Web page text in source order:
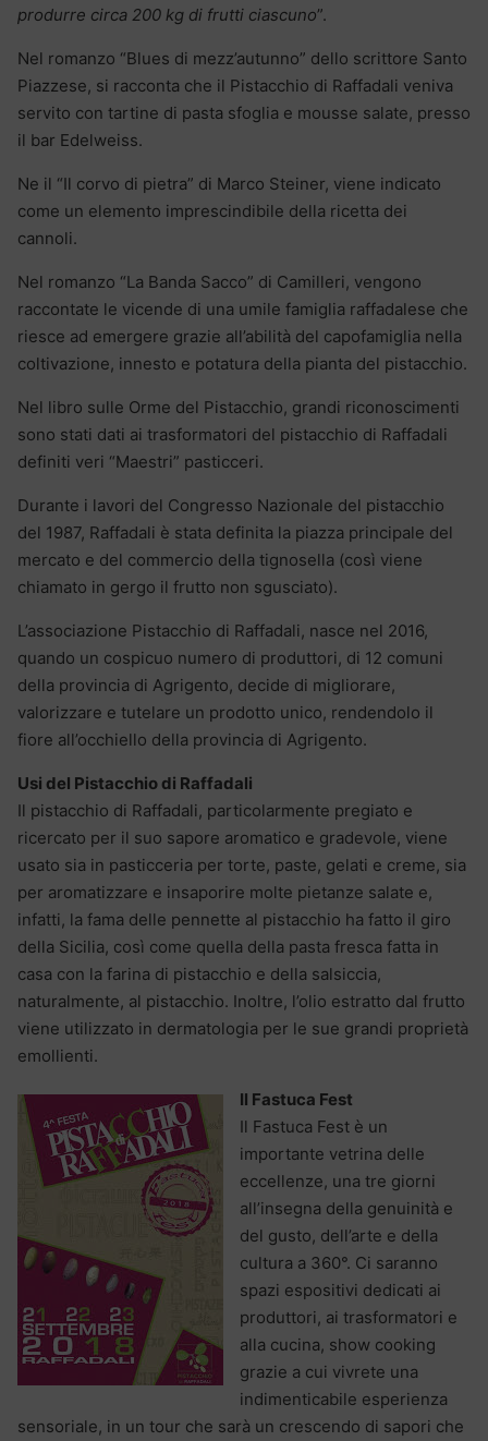
produrre circa 200 kg di frutti ciascuno”.
Nel romanzo “Blues di mezz’autunno” dello scrittore Santo
Piazzese, si racconta che il Pistacchio di Raffadali veniva
servito con tartine di pasta sfoglia e mousse salate, presso
il bar Edelweiss.
Ne il “Il corvo di pietra” di Marco Steiner, viene indicato
come un elemento imprescindibile della ricetta dei
cannoli.
Nel romanzo “La Banda Sacco” di Camilleri, vengono
raccontate le vicende di una umile famiglia raffadalese che
riesce ad emergere grazie all’abilità del capofamiglia nella
coltivazione, innesto e potatura della pianta del pistacchio.
Nel libro sulle Orme del Pistacchio, grandi riconoscimenti
sono stati dati ai trasformatori del pistacchio di Raffadali
definiti veri “Maestri” pasticceri.
Durante i lavori del Congresso Nazionale del pistacchio
del 1987, Raffadali è stata definita la piazza principale del
mercato e del commercio della tignosella (così viene
chiamato in gergo il frutto non sgusciato).
L’associazione Pistacchio di Raffadali, nasce nel 2016,
quando un cospicuo numero di produttori, di 12 comuni
della provincia di Agrigento, decide di migliorare,
valorizzare e tutelare un prodotto unico, rendendolo il
fiore all’occhiello della provincia di Agrigento.
Usi del Pistacchio di Raffadali
Il pistacchio di Raffadali, particolarmente pregiato e
ricercato per il suo sapore aromatico e gradevole, viene
usato sia in pasticceria per torte, paste, gelati e creme, sia
per aromatizzare e insaporire molte pietanze salate e,
infatti, la fama delle pennette al pistacchio ha fatto il giro
della Sicilia, così come quella della pasta fresca fatta in
casa con la farina di pistacchio e della salsiccia,
naturalmente, al pistacchio. Inoltre, l’olio estratto dal frutto
viene utilizzato in dermatologia per le sue grandi proprietà
emollienti.
Il Fastuca Fest
Il Fastuca Fest è un
importante vetrina delle
eccellenze, una tre giorni
all’insegna della genuinità e
del gusto, dell’arte e della
cultura a 360°. Ci saranno
spazi espositivi dedicati ai
produttori, ai trasformatori e
alla cucina, show cooking
grazie a cui vivrete una
indimenticabile esperienza
sensoriale, in un tour che sarà un crescendo di sapori che